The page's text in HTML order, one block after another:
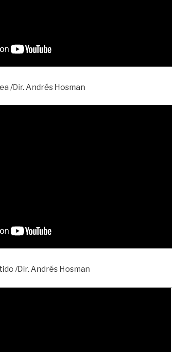
/Dir. Andrés Hosman
/Dir. Andrés Hosman